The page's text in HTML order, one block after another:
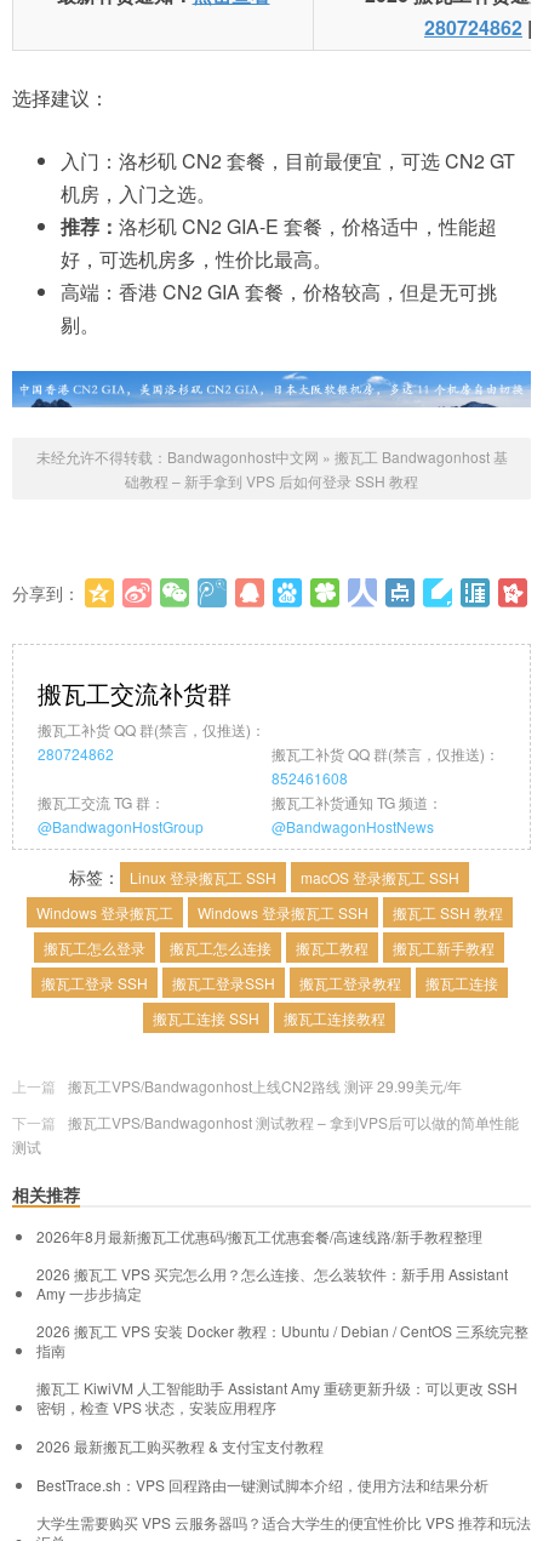
280724862 |
选择建议：
入门：洛杉矶 CN2 套餐，目前最便宜，可选 CN2 GT
机房，入门之选。
推荐： 洛杉矶 CN2 GIA-E 套餐，价格适中，性能超
好，可选机房多，性价比最高。
高端：香港 CN2 GIA 套餐，价格较高，但是无可挑
剔。
未经允许不得转载： Bandwagonhost中文网 » 搬瓦工 Bandwagonhost 基
础教程 – 新手拿到 VPS 后如何登录 SSH 教程
分享到：
搬瓦工交流补货群
搬瓦工补货 QQ 群(禁言，仅推送)：
280724862
搬瓦工补货 QQ 群(禁言，仅推送)：
852461608
搬瓦工交流 TG 群：
@BandwagonHostGroup
搬瓦工补货通知 TG 频道：
@BandwagonHostNews
标签： Linux 登录搬瓦工 SSH
macOS 登录搬瓦工 SSH
Windows 登录搬瓦工
Windows 登录搬瓦工 SSH
搬瓦工 SSH 教程
搬瓦工怎么登录
搬瓦工怎么连接 搬瓦工教程
搬瓦工新手教程
搬瓦工登录 SSH
搬瓦工登录SSH 搬瓦工登录教程
搬瓦工连接
搬瓦工连接 SSH
搬瓦工连接教程
上一篇
搬瓦工VPS/Bandwagonhost上线CN2路线 测评 29.99美元/年
下一篇
搬瓦工VPS/Bandwagonhost 测试教程 – 拿到VPS后可以做的简单性能
测试
相关推荐
2026年8月最新搬瓦工优惠码/搬瓦工优惠套餐/高速线路/新手教程整理
2026 搬瓦工 VPS 买完怎么用？怎么连接、怎么装软件：新手用 Assistant
Amy 一步步搞定
2026 搬瓦工 VPS 安装 Docker 教程：Ubuntu / Debian / CentOS 三系统完整
指南
搬瓦工 KiwiVM 人工智能助手 Assistant Amy 重磅更新升级：可以更改 SSH
密钥，检查 VPS 状态，安装应用程序
2026 最新搬瓦工购买教程 & 支付宝支付教程
BestTrace.sh：VPS 回程路由一键测试脚本介绍，使用方法和结果分析
大学生需要购买 VPS 云服务器吗？适合大学生的便宜性价比 VPS 推荐和玩法